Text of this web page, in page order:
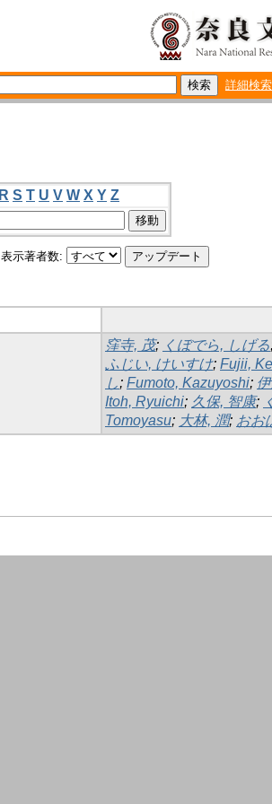
詳細検索
R S T U V W X Y Z
表示著者数:
窪寺, 茂; くぼでら, しげる
ふじい, けいすけ; Fujii,
し; Fumoto, Kazuyoshi;
Itoh, Ryuichi; 久保, 智康;
Tomoyasu; 大林, 潤; おお